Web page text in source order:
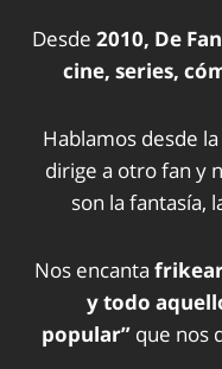
Desde 2010, De
cine, series,
Hablamos desde
dirige a otro fan y
son la fantasía,
Nos encanta
y todo
popular” que nos